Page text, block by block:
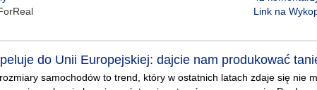
Link na
do Unii Europejskiej: dajcie nam produkować
samochodów to trend, który w ostatnich latach zdaje się nie